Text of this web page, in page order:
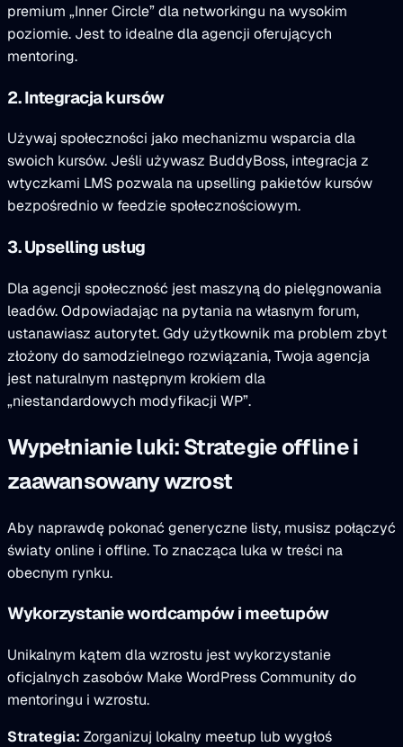
premium „Inner Circle” dla networkingu na wysokim
poziomie. Jest to idealne dla agencji oferujących
mentoring.
2. Integracja kursów
Używaj społeczności jako mechanizmu wsparcia dla
swoich kursów. Jeśli używasz BuddyBoss, integracja z
wtyczkami LMS pozwala na upselling pakietów kursów
bezpośrednio w feedzie społecznościowym.
3. Upselling usług
Dla agencji społeczność jest maszyną do pielęgnowania
leadów. Odpowiadając na pytania na własnym forum,
ustanawiasz autorytet. Gdy użytkownik ma problem zbyt
złożony do samodzielnego rozwiązania, Twoja agencja
jest naturalnym następnym krokiem dla
„niestandardowych modyfikacji WP”.
Wypełnianie luki: Strategie offline i
zaawansowany wzrost
Aby naprawdę pokonać generyczne listy, musisz połączyć
światy online i offline. To znacząca luka w treści na
obecnym rynku.
Wykorzystanie wordcampów i meetupów
Unikalnym kątem dla wzrostu jest wykorzystanie
oficjalnych zasobów Make WordPress Community do
mentoringu i wzrostu.
Strategia: Zorganizuj lokalny meetup lub wygłoś